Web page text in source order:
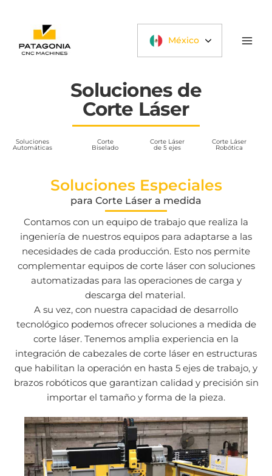
contenido
México
Soluciones de
Corte Láser
Soluciones
Automáticas
Corte
Biselado
Corte Láser
de 5 ejes
Corte Láser
Robótica
Soluciones Especiales
para Corte Láser a medida
Contamos con un equipo de trabajo que realiza la
ingeniería de nuestros equipos para adaptarse a las
necesidades de cada producción. Esto nos permite
complementar equipos de corte láser con soluciones
automatizadas para las operaciones de carga y
descarga del material.
A su vez, con nuestra capacidad de desarrollo
tecnológico podemos ofrecer soluciones a medida de
corte láser. Tenemos amplia experiencia en la
integración de cabezales de corte láser en estructuras
que habilitan la operación en hasta 5 ejes de trabajo, y
brazos robóticos que garantizan calidad y precisión sin
importar el tamaño y forma de la pieza.